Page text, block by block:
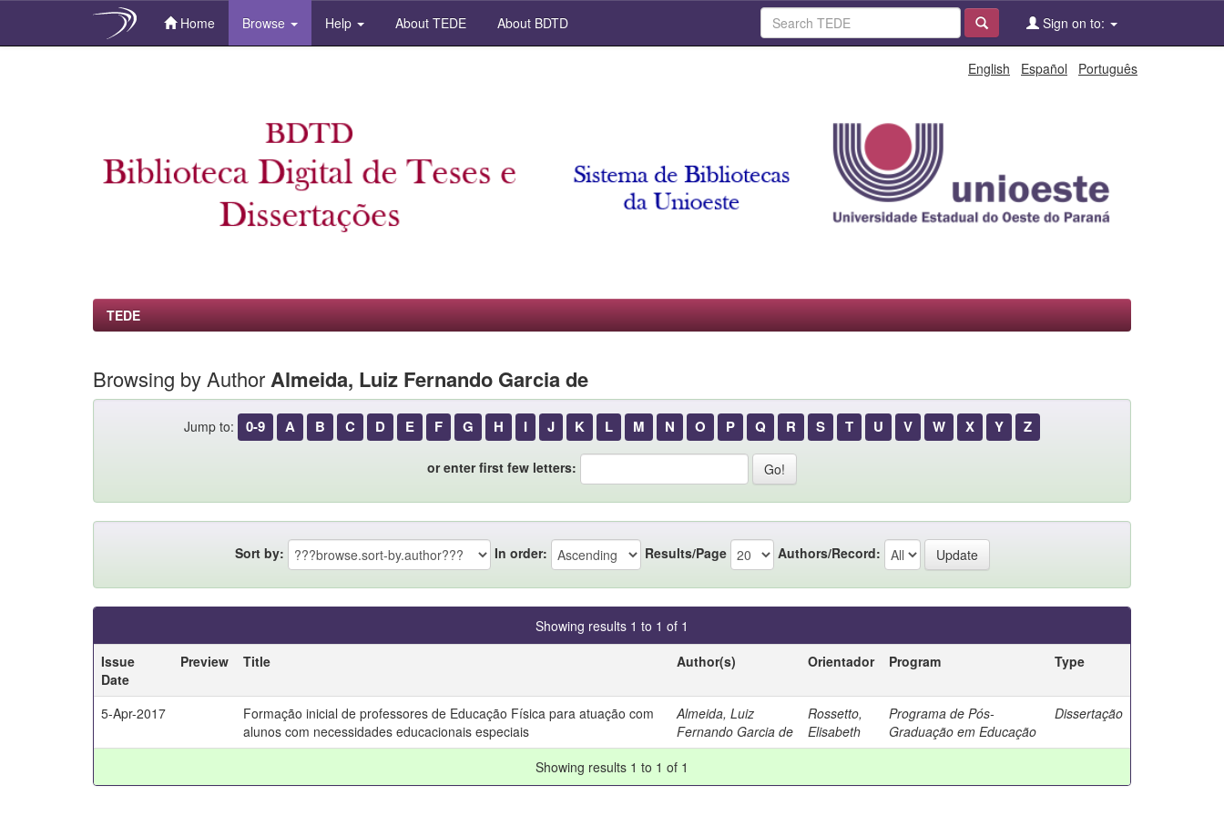
Home Browse Help About TEDE About BDTD Sign on to:
English Español Português
TEDE
Browsing by AuthorAlmeida, Luiz Fernando Garcia de
Jump to: 0-9 A B C D E F G H I J K L M N O P Q R S T U V W X Y Z
or enter first few letters:
Sort by: In order: Results/Page Authors/Record:
Showing results 1 to 1 of 1
Issue
Date
Preview Title Author(s) Orientador Program Type
5-Apr-2017
Formação inicial de professores de Educação Física para atuação com
alunos com necessidades educacionais especiais
Almeida, Luiz
Fernando Garcia de
Rossetto,
Elisabeth
Programa de Pós-
Graduação em Educação
Dissertação
Showing results 1 to 1 of 1